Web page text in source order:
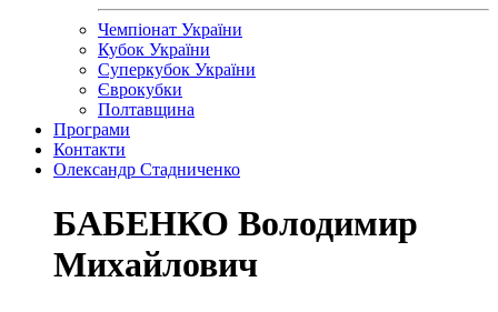
Чемпіонат України
Кубок України
Суперкубок України
Єврокубки
Полтавщина
Програми
Контакти
Олександр Стадниченко
БАБЕНКО Володимир
Михайлович